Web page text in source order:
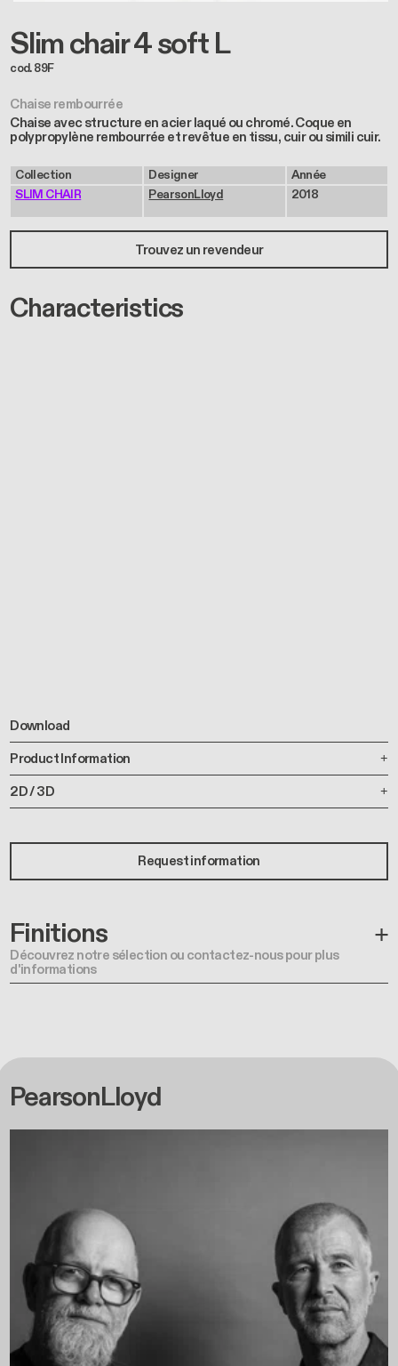
Slim chair 4 soft L
cod. 89F
Chaise rembourrée
Chaise avec structure en acier laqué ou chromé. Coque en
polypropylène rembourrée et revêtue en tissu, cuir ou simili cuir.
Collection
SLIM CHAIR
Designer
PearsonLloyd
Année
2018
Trouvez un revendeur
Characteristics
Download
Product Information
2D / 3D
Request information
Finitions
Découvrez notre sélection ou contactez-nous pour plus
d'informations
PearsonLloyd